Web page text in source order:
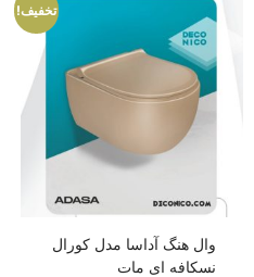
تخفیف!
وال هنگ آداسا مدل کورال
نسکافه ای مات